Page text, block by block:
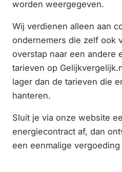
worden weergegeven.
Wij verdienen alleen aan
ondernemers die zelf ook
overstap naar een andere
tarieven op
lager dan de tarieven die
hanteren.
Sluit je via onze website
energiecontract af, dan
een eenmalige